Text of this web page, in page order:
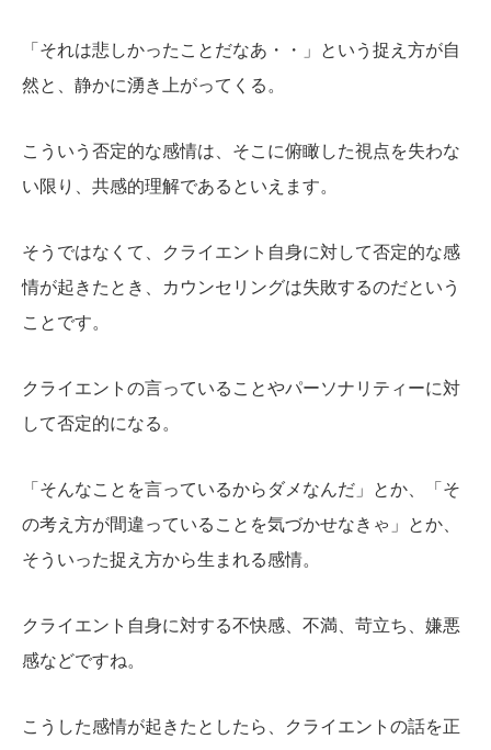
「それは悲しかったことだなあ・・」という捉え方が自
然と、静かに湧き上がってくる。
こういう否定的な感情は、そこに俯瞰した視点を失わな
い限り、共感的理解であるといえます。
そうではなくて、クライエント自身に対して否定的な感
情が起きたとき、カウンセリングは失敗するのだという
ことです。
クライエントの言っていることやパーソナリティーに対
して否定的になる。
「そんなことを言っているからダメなんだ」とか、「そ
の考え方が間違っていることを気づかせなきゃ」とか、
そういった捉え方から生まれる感情。
クライエント自身に対する不快感、不満、苛立ち、嫌悪
感などですね。
こうした感情が起きたとしたら、クライエントの話を正